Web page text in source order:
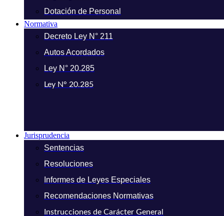
Dotación de Personal
Normativa
Decreto Ley N° 211
Autos Acordados
Ley N° 20.285
Ley N° 20.285
Jurisprudencia
Sentencias
Resoluciones
Informes de Leyes Especiales
Recomendaciones Normativas
Instrucciones de Carácter General